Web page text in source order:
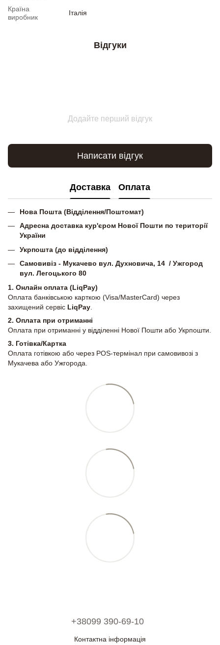
Країна
виробник
Італія
Відгуки
Додайте перший відгук
Написати відгук
Доставка Оплата
Нова Пошта (Відділення/Поштомат)
Адресна доставка кур'єром Нової Пошти по території
України
Укрпошта (до відділення)
Самовивіз - Мукачево вул. Духновича, 14 / Ужгород
вул. Легоцького 80
1. Онлайн оплата (LiqPay)
Оплата банківською карткою (Visa/MasterCard) через
захищений сервіс LiqPay
2. Оплата при отриманні
Оплата при отриманні у відділенні Нової Пошти або Укрпошти.
3. Готівка/Картка
Оплата готівкою або через POS-термінал при самовивозі з
Мукачева або Ужгорода.
+38099 390-69-10
Контактна інформація